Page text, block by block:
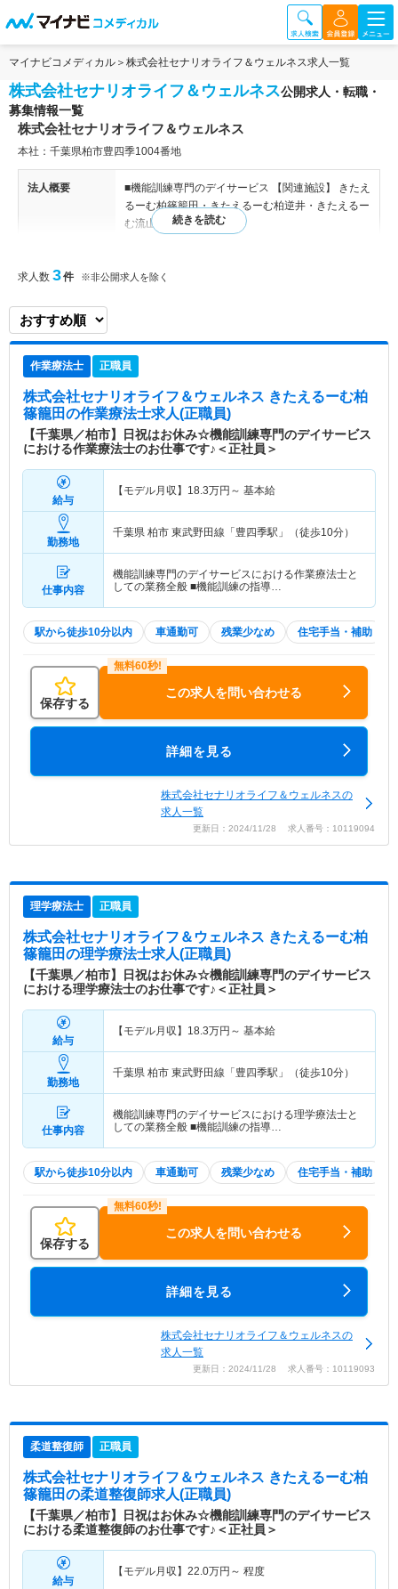
マイナビコメディカル 株式会社セナリオライフ＆ウェルネス求人一覧
株式会社セナリオライフ＆ウェルネス公開求人・転職・
募集情報一覧
株式会社セナリオライフ＆ウェルネス
本社：千葉県柏市豊四季1004番地
法人概要
■機能訓練専門のデイサービス 【関連施設】 きたえ
るーむ柏篠籠田・きたえるーむ柏逆井・きたえるー
む流山初石
イサービスの運営を行っています。 ご利用者一人
求人数 3件 ※非公開求人を除く
作業療法士 正職員
株式会社セナリオライフ＆ウェルネス きたえるーむ柏
篠籠田の作業療法士求人(正職員)
【千葉県／柏市】日祝はお休み☆機能訓練専門のデイサービス
における作業療法士のお仕事です♪＜正社員＞
給与
【モデル月収】 18.3万円～ 基本給
勤務地
千葉県 柏市 東武野田線「豊四季駅」（徒歩10分）
仕事内容
機能訓練専門のデイサービスにおける作業療法士と
しての業務全般 ■機能訓練の指導…
駅から徒歩10分以内 車通勤可 残業少なめ 住宅手当・補助
保存する
この求人を問い合わせる
詳細を見る
株式会社セナリオライフ＆ウェルネスの
求人一覧
更新日：2024/11/28 求人番号：10119094
理学療法士 正職員
株式会社セナリオライフ＆ウェルネス きたえるーむ柏
篠籠田の理学療法士求人(正職員)
【千葉県／柏市】日祝はお休み☆機能訓練専門のデイサービス
における理学療法士のお仕事です♪＜正社員＞
給与
【モデル月収】 18.3万円～ 基本給
勤務地
千葉県 柏市 東武野田線「豊四季駅」（徒歩10分）
仕事内容
機能訓練専門のデイサービスにおける理学療法士と
しての業務全般 ■機能訓練の指導…
駅から徒歩10分以内 車通勤可 残業少なめ 住宅手当・補助
保存する
この求人を問い合わせる
詳細を見る
株式会社セナリオライフ＆ウェルネスの
求人一覧
更新日：2024/11/28 求人番号：10119093
柔道整復師 正職員
株式会社セナリオライフ＆ウェルネス きたえるーむ柏
篠籠田の柔道整復師求人(正職員)
【千葉県／柏市】日祝はお休み☆機能訓練専門のデイサービス
における柔道整復師のお仕事です♪＜正社員＞
給与
【モデル月収】 22.0万円～ 程度